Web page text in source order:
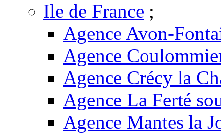
Ile de France ;
Agence Avon-
Agence
Agence Crécy la
Agence La Ferté
Agence Mantes la